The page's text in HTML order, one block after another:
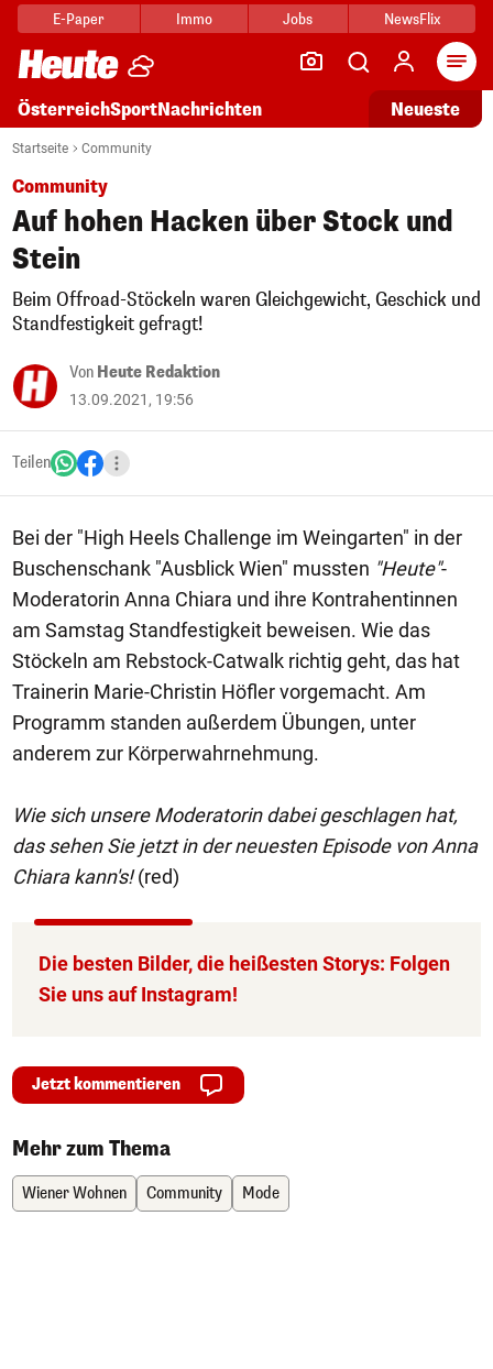
E-Paper Immo Jobs NewsFlix
ÖsterreichSportNachrichten Neueste
Startseite Community
Community
Auf hohen Hacken über Stock und
Stein
Beim Offroad-Stöckeln waren Gleichgewicht, Geschick und
Standfestigkeit gefragt!
Von Heute Redaktion
13.09.2021, 19:56
Teilen
Bei der "High Heels Challenge im Weingarten" in der
Buschenschank "Ausblick Wien" mussten "Heute"-
Moderatorin Anna Chiara und ihre Kontrahentinnen
am Samstag Standfestigkeit beweisen. Wie das
Stöckeln am Rebstock-Catwalk richtig geht, das hat
Trainerin Marie-Christin Höfler vorgemacht. Am
Programm standen außerdem Übungen, unter
anderem zur Körperwahrnehmung.
Wie sich unsere Moderatorin dabei geschlagen hat,
das sehen Sie jetzt in der neuesten Episode von Anna
Chiara kann's!(red)
Die besten Bilder, die heißesten Storys: Folgen
Sie uns auf Instagram!
Jetzt kommentieren
Mehr zum Thema
Wiener Wohnen Community Mode